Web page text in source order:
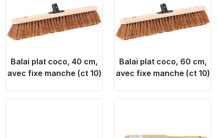
Balai plat coco, 40 cm,
avec fixe manche (ct 10)
Balai plat coco, 60 cm,
avec fixe manche (ct 10)